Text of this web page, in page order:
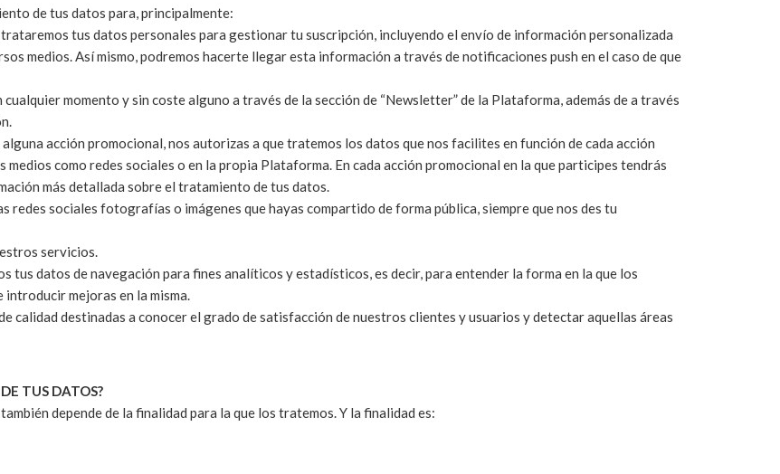
de tus datos para, principalmente:
tus datos personales para gestionar tu suscripción, incluyendo el envío de información personalizada
medios. Así mismo, podremos hacerte llegar esta información a través de notificaciones push en el caso de que
momento y sin coste alguno a través de la sección de “Newsletter” de la Plataforma, además de a través
acción promocional, nos autorizas a que tratemos los datos que nos facilites en función de cada acción
como redes sociales o en la propia Plataforma. En cada acción promocional en la que participes tendrás
más detallada sobre el tratamiento de tus datos.
redes sociales fotografías o imágenes que hayas compartido de forma pública, siempre que nos des tu
servicios.
tus datos de navegación para fines analíticos y estadísticos, es decir, para entender la forma en la que los
mejoras en la misma.
calidad destinadas a conocer el grado de satisfacción de nuestros clientes y usuarios y detectar aquellas áreas
TUS DATOS?
depende de la finalidad para la que los tratemos. Y la finalidad es: